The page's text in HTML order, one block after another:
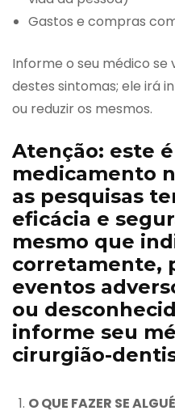
Gastos e compras
Informe o seu médico
destes sintomas; ele irá
ou reduzir os mesmos.
Atenção: este
medicamento
as pesquisas
eficácia e
mesmo que
corretamente,
eventos
ou
informe seu
cirurgião-
O QUE FAZER SE